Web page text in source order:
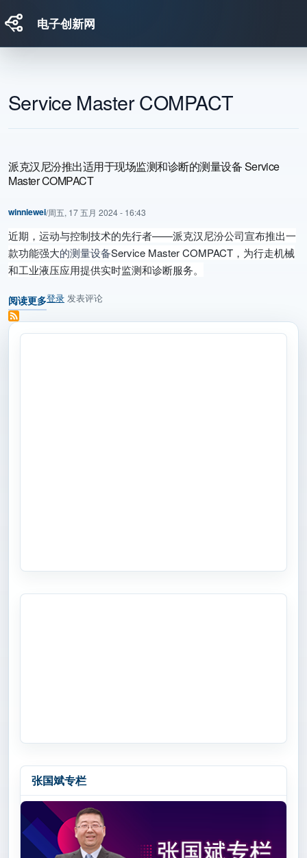
电子创新网
Service Master COMPACT
派克汉尼汾推出适用于现场监测和诊断的测量设备 Service
Master COMPACT
winniewei/周五, 17 五月 2024 - 16:43
近期，运动与控制技术的先行者——派克汉尼汾公司宣布推出一
款功能强大的测量设备Service Master COMPACT ，为行走机械
和工业液压应用提供实时监测和诊断服务。
阅读更多
关于 派克汉尼汾推出适用于现场监测和诊断的测量设备 Service
登录 发表评论
张国斌专栏